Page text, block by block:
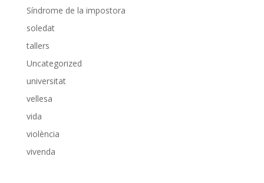
Síndrome de la impostora
soledat
tallers
Uncategorized
universitat
vellesa
vida
violència
vivenda